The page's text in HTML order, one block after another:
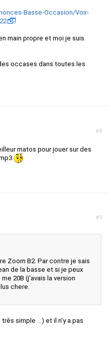
Basse-Occasion/Voir-
main propre et moi je suis
occases dans toutes les
#8
matos pour jouer sur des
#9
Zoom B2. Par contre je sais
de la basse et si je peux
20B (j'avais la version
chere.
simple ...) et il n'y a pas